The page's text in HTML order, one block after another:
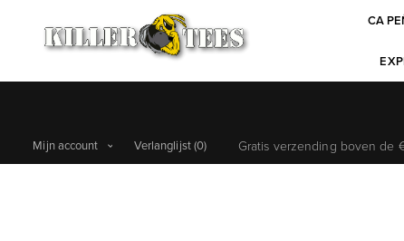
CA
Gratis verzending boven de
Mijn account Verlanglijst(0)